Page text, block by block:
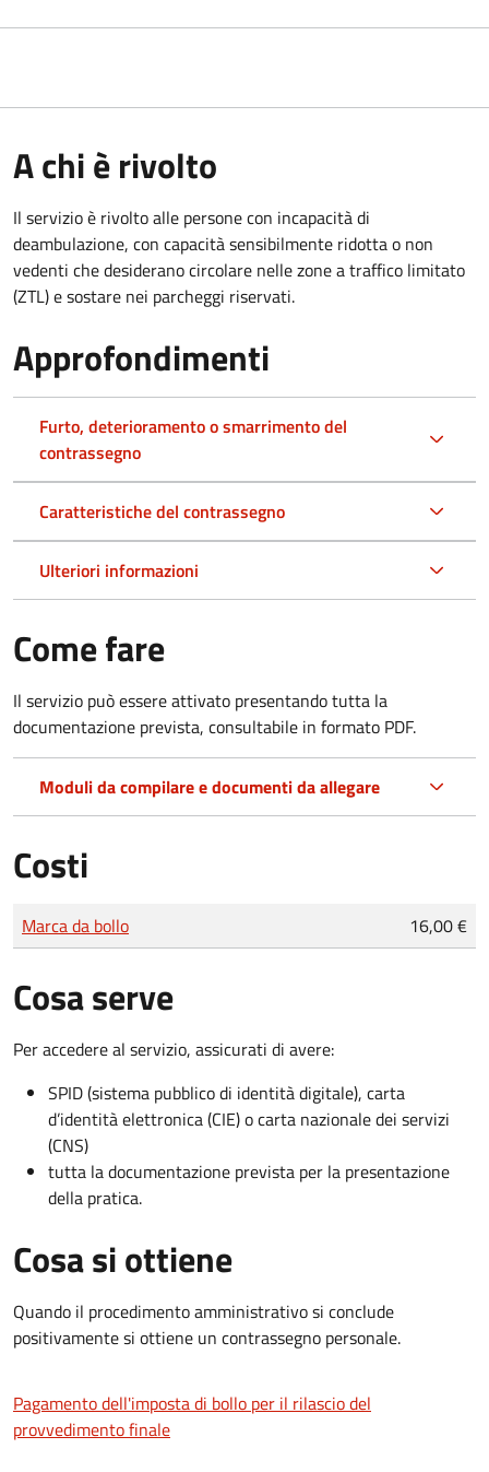
A chi è rivolto
Il servizio è rivolto alle persone con incapacità di
deambulazione, con capacità sensibilmente ridotta o non
vedenti che desiderano circolare nelle zone a traffico limitato
(ZTL) e sostare nei parcheggi riservati.
Approfondimenti
Furto, deterioramento o smarrimento del
contrassegno
Caratteristiche del contrassegno
Ulteriori informazioni
Come fare
Il servizio può essere attivato presentando tutta la
documentazione prevista, consultabile in formato PDF.
Moduli da compilare e documenti da allegare
Costi
Tipo di pagamento
Importo
Marca da bollo 16,00 €
Cosa serve
Per accedere al servizio, assicurati di avere:
SPID (sistema pubblico di identità digitale), carta
d’identità elettronica (CIE) o carta nazionale dei servizi
(CNS)
tutta la documentazione prevista per la presentazione
della pratica.
Cosa si ottiene
Quando il procedimento amministrativo si conclude
positivamente si ottiene un contrassegno personale.
Pagamento dell'imposta di bollo per il rilascio del
provvedimento finale